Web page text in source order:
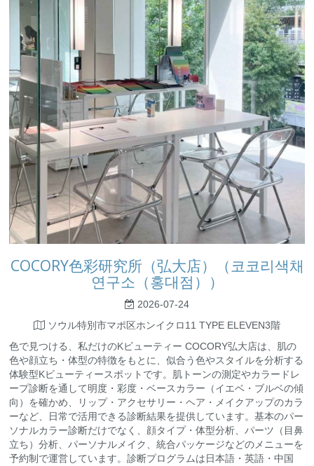
COCORY色彩研究所（弘大店）（코코리색채
연구소（홍대점））
2026-07-24
ソウル特別市マポ区ホンイクロ11 TYPE ELEVEN3階
色で見つける、私だけのKビューティー COCORY弘大店は、肌の
色や顔立ち・体型の特徴をもとに、似合う色やスタイルを分析する
体験型Kビューティースポットです。肌トーンの測定やカラードレ
ープ診断を通して明度・彩度・ベースカラー（イエベ・ブルベの傾
向）を確かめ、リップ・アクセサリー・ヘア・メイクアップのカラ
ーなど、日常で活用できる診断結果を提供しています。基本のパー
ソナルカラー診断だけでなく、顔タイプ・体型分析、パーツ（目鼻
立ち）分析、パーソナルメイク、統合パッケージなどのメニューを
予約制で運営しています。診断プログラムは日本語・英語・中国